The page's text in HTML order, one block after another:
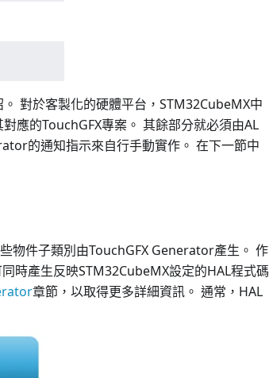
對於客製化的硬體平台，STM32CubeMX中
應的TouchGFX專案。 其餘部分就必須由AL
的通知指示來自行手動實作。 在下一節中
物件子類別由TouchGFX Generator產生。 作
時產生反映STM32CubeMX設定的HAL程式碼
章節，以取得更多詳細資訊。 通常，HAL